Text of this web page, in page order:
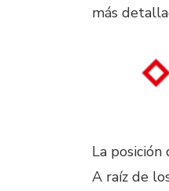
más
La
A raíz de